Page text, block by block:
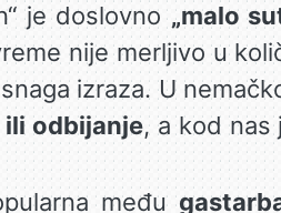
je doslovno„malo
nije merljivo u
izraza. U
odbijanje, a kod
među